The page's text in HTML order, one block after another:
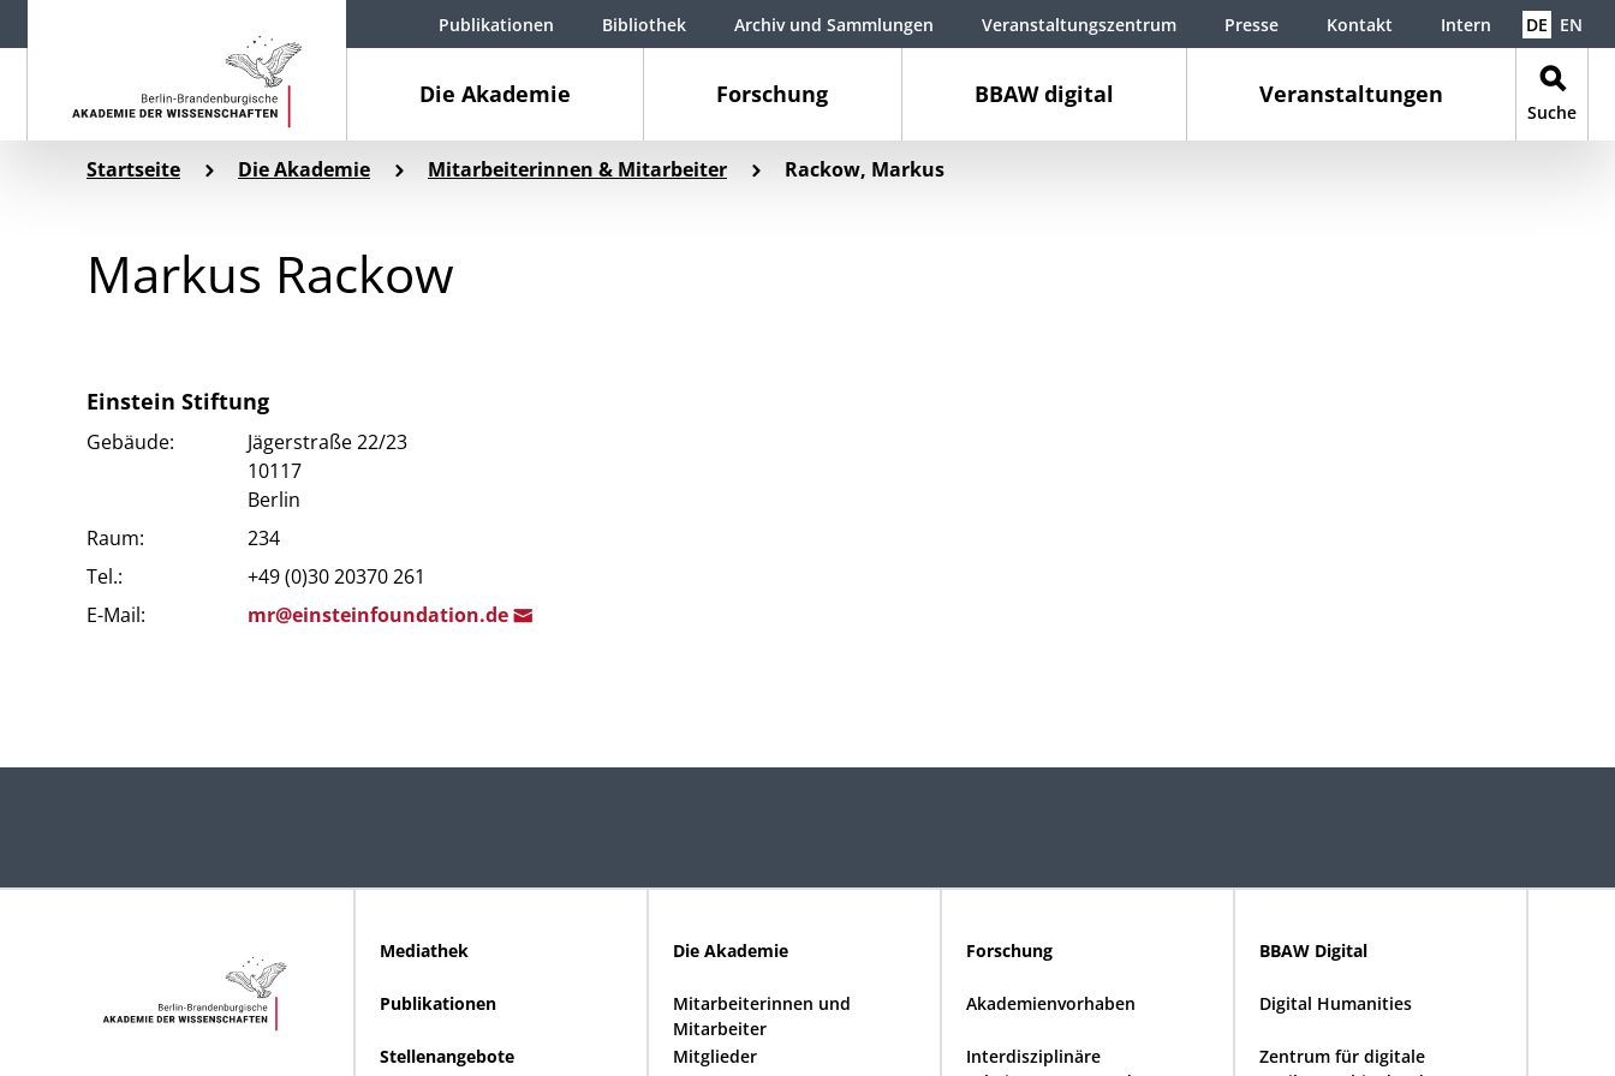
Die Akademie Forschung BBAW digital Veranstaltungen
Suche
Publikationen Bibliothek Archiv und Sammlungen Veranstaltungszentrum Presse Kontakt Intern DE EN
Startseite Die Akademie Mitarbeiterinnen & Mitarbeiter Rackow, Markus
Markus Rackow
Einstein Stiftung
Gebäude:
Jägerstraße 22/23
10117
Berlin
Raum:
234
Tel.:
+49 (0)30 20370 261
E-Mail:
mr@einsteinfoundation.de
Mediathek
Publikationen
Stellenangebote
Die Akademie
Mitarbeiterinnen und
Mitarbeiter
Mitglieder
Forschung
Akademienvorhaben
Interdisziplinäre
BBAW Digital
Digital Humanities
Zentrum für digitale